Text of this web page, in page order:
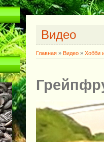
Видео
Главная » Видео » Хобби